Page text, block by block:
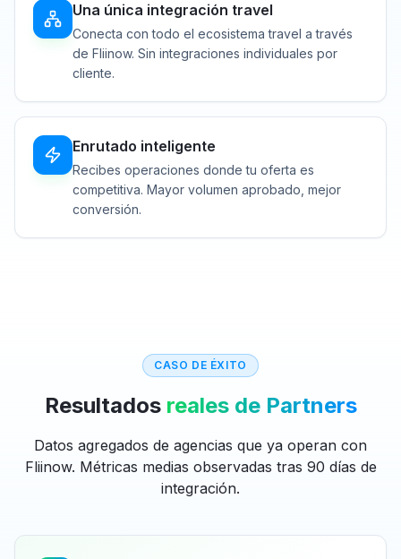
Una única integración travel
Conecta con todo el ecosistema travel a través
de Fliinow. Sin integraciones individuales por
cliente.
Enrutado inteligente
Recibes operaciones donde tu oferta es
competitiva. Mayor volumen aprobado, mejor
conversión.
CASO DE ÉXITO
Resultados reales de Partners
Datos agregados de agencias que ya operan con
Fliinow. Métricas medias observadas tras 90 días de
integración.